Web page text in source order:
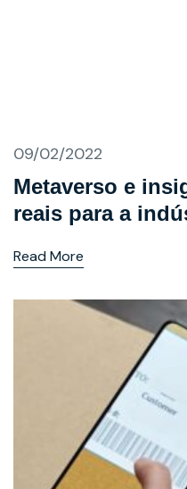
09/02/2022
Metaverso e
reais para a
Read More